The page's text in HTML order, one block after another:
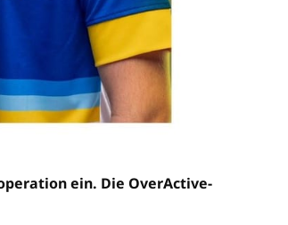
ein. Die OverActive-